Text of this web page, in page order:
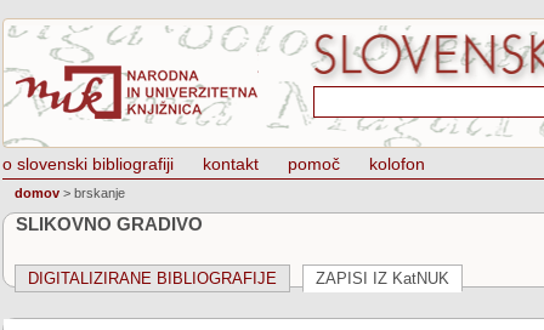
o slovenski bibliografiji kontakt pomoč kolofon
domov > brskanje
SLIKOVNO GRADIVO
DIGITALIZIRANE BIBLIOGRAFIJE ZAPISI IZ KatNUK